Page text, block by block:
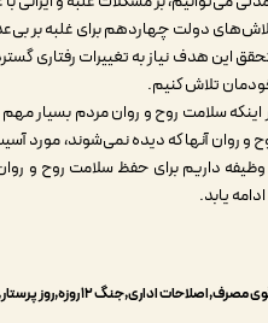
دولت چهاردهم برای غلبه بر
این هدف نیاز به تغییرات
تلاش کنیم.
بر اینکه سلامت روح و روان مردم
و روان آنها که دیده نمی‌شوند، مورد
داریم برای حفظ سلامت روح و
یابد.
مصرف اصلاحات اداریجنگ 12 روزه روز پرستار